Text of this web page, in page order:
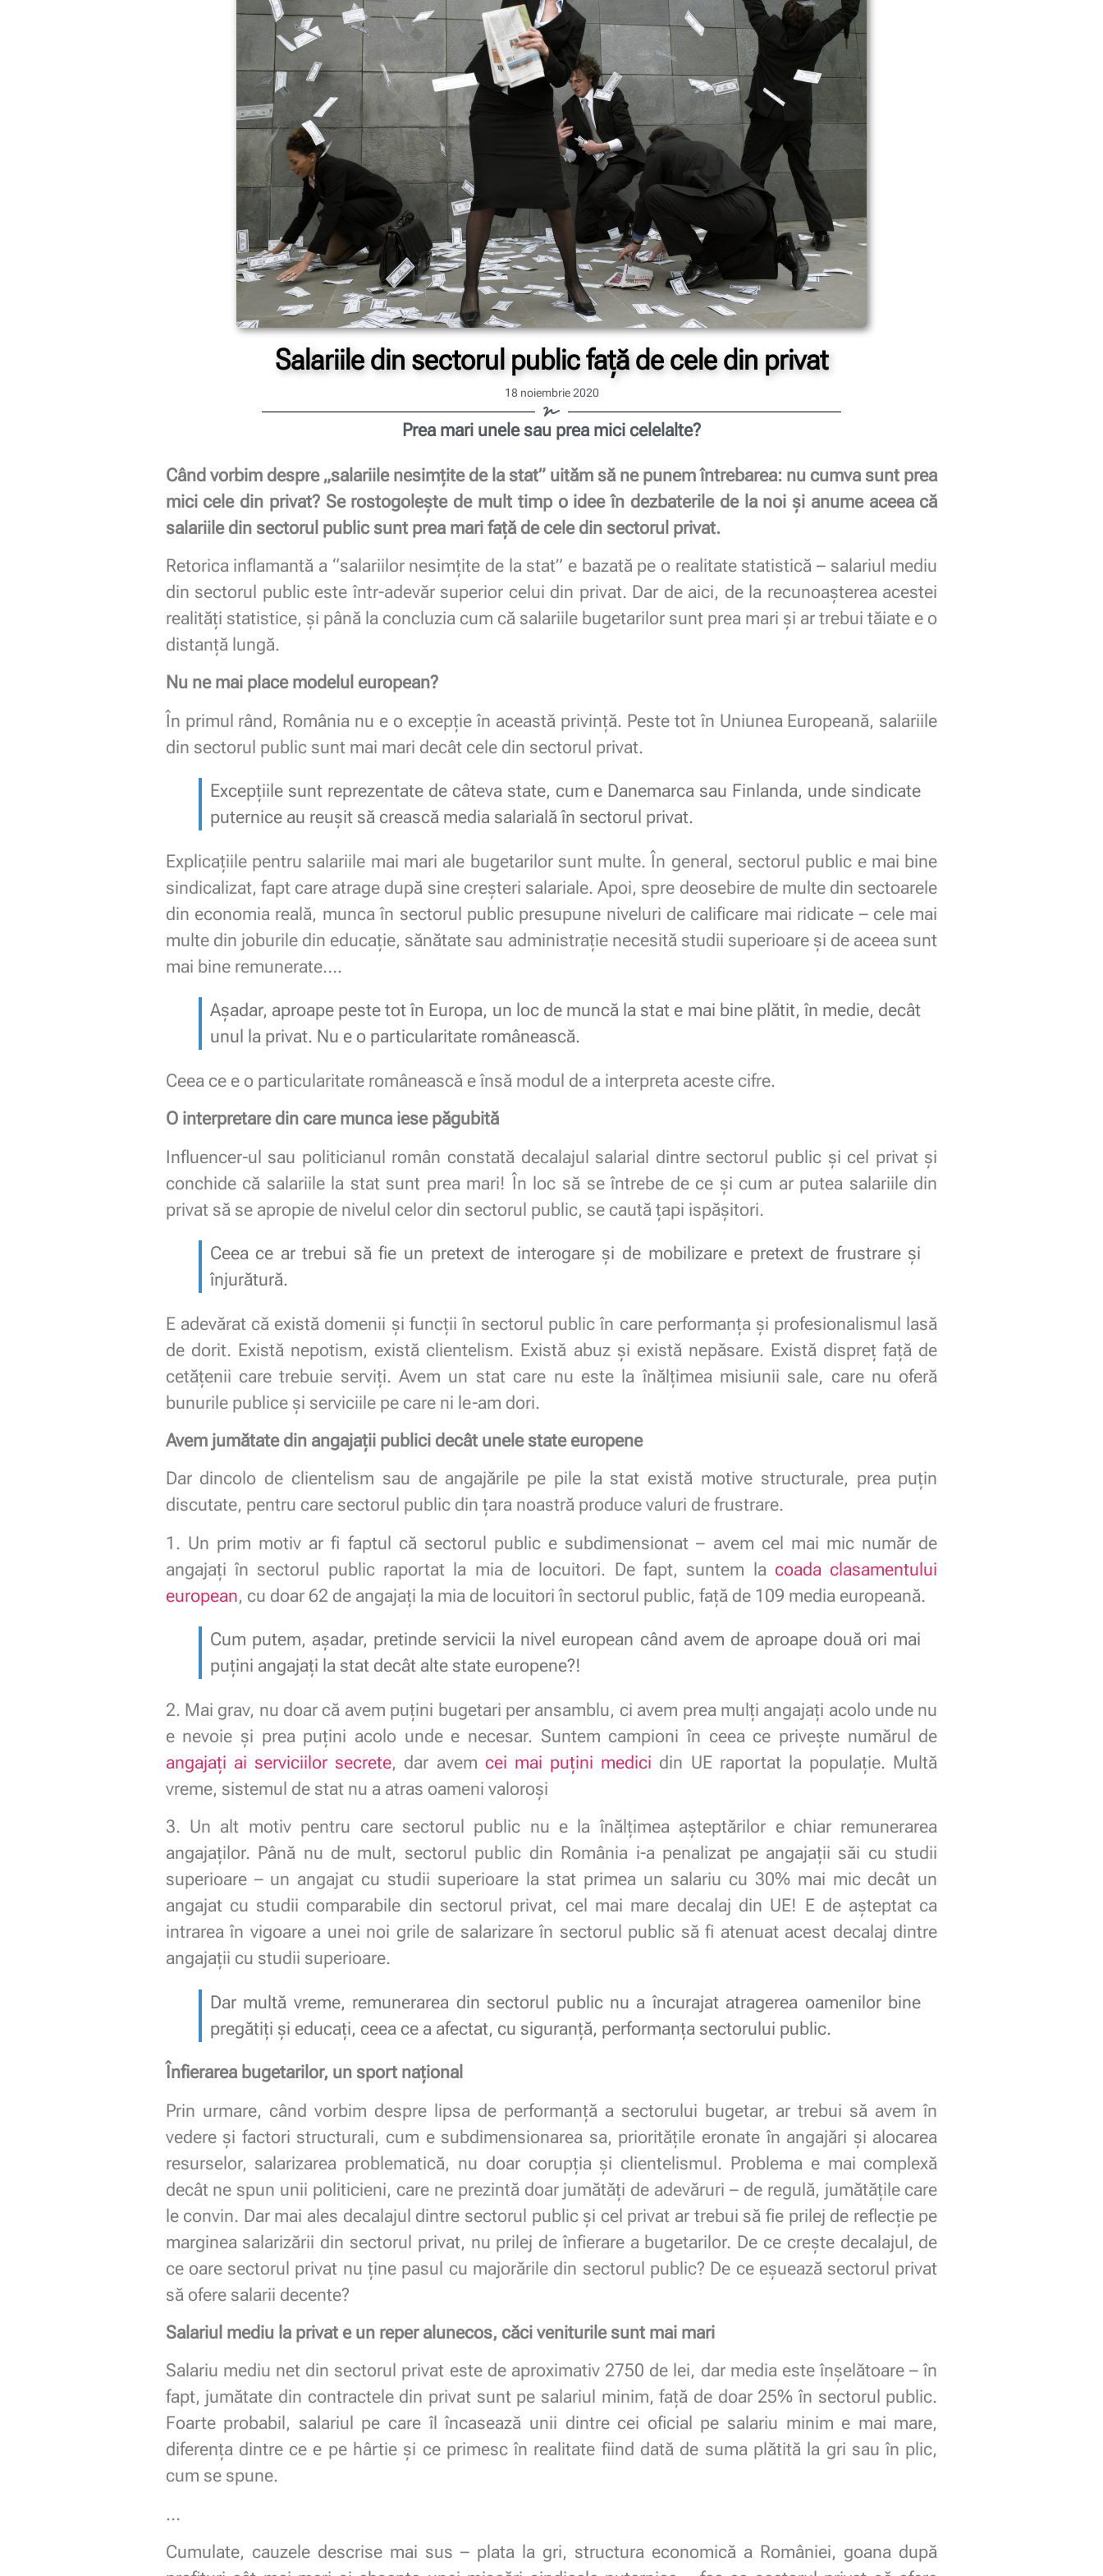
Salariile din sectorul public față de cele din privat
18 noiembrie 2020
Prea mari unele sau prea mici celelalte?
Când vorbim despre „salariile nesimțite de la stat” uităm să ne punem întrebarea: nu cumva sunt prea
mici cele din privat? Se rostogolește de mult timp o idee în dezbaterile de la noi și anume aceea că
salariile din sectorul public sunt prea mari față de cele din sectorul privat.
Retorica inflamantă a “salariilor nesimțite de la stat” e bazată pe o realitate statistică – salariul mediu
din sectorul public este într-adevăr superior celui din privat. Dar de aici, de la recunoașterea acestei
realități statistice, și până la concluzia cum că salariile bugetarilor sunt prea mari și ar trebui tăiate e o
distanță lungă.
Nu ne mai place modelul european?
În primul rând, România nu e o excepție în această privință. Peste tot în Uniunea Europeană, salariile
din sectorul public sunt mai mari decât cele din sectorul privat.
Excepțiile sunt reprezentate de câteva state, cum e Danemarca sau Finlanda, unde sindicate
puternice au reușit să crească media salarială în sectorul privat.
Explicațiile pentru salariile mai mari ale bugetarilor sunt multe. În general, sectorul public e mai bine
sindicalizat, fapt care atrage după sine creșteri salariale. Apoi, spre deosebire de multe din sectoarele
din economia reală, munca în sectorul public presupune niveluri de calificare mai ridicate – cele mai
multe din joburile din educație, sănătate sau administrație necesită studii superioare și de aceea sunt
mai bine remunerate….
Așadar, aproape peste tot în Europa, un loc de muncă la stat e mai bine plătit, în medie, decât
unul la privat. Nu e o particularitate românească.
Ceea ce e o particularitate românească e însă modul de a interpreta aceste cifre.
O interpretare din care munca iese păgubită
Influencer-ul sau politicianul român constată decalajul salarial dintre sectorul public și cel privat și
conchide că salariile la stat sunt prea mari! În loc să se întrebe de ce și cum ar putea salariile din
privat să se apropie de nivelul celor din sectorul public, se caută țapi ispășitori.
Ceea ce ar trebui să fie un pretext de interogare și de mobilizare e pretext de frustrare și
înjurătură.
E adevărat că există domenii și funcții în sectorul public în care performanța și profesionalismul lasă
de dorit. Există nepotism, există clientelism. Există abuz și există nepăsare. Există dispreț față de
cetățenii care trebuie serviți. Avem un stat care nu este la înălțimea misiunii sale, care nu oferă
bunurile publice și serviciile pe care ni le-am dori.
Avem jumătate din angajații publici decât unele state europene
Dar dincolo de clientelism sau de angajările pe pile la stat există motive structurale, prea puțin
discutate, pentru care sectorul public din țara noastră produce valuri de frustrare.
1. Un prim motiv ar fi faptul că sectorul public e subdimensionat – avem cel mai mic număr de
angajați în sectorul public raportat la mia de locuitori. De fapt, suntem lacoada clasamentului
european, cu doar 62 de angajați la mia de locuitori în sectorul public, față de 109 media europeană.
Cum putem, așadar, pretinde servicii la nivel european când avem de aproape două ori mai
puțini angajați la stat decât alte state europene?!
2. Mai grav, nu doar că avem puțini bugetari per ansamblu, ci avem prea mulți angajați acolo unde nu
e nevoie și prea puțini acolo unde e necesar. Suntem campioni în ceea ce privește numărul de
angajați ai serviciilor secrete, dar avem cei mai puțini medici din UE raportat la populație. Multă
vreme, sistemul de stat nu a atras oameni valoroși
3. Un alt motiv pentru care sectorul public nu e la înălțimea așteptărilor e chiar remunerarea
angajaților. Până nu de mult, sectorul public din România i-a penalizat pe angajații săi cu studii
superioare – un angajat cu studii superioare la stat primea un salariu cu 30% mai mic decât un
angajat cu studii comparabile din sectorul privat, cel mai mare decalaj din UE! E de așteptat ca
intrarea în vigoare a unei noi grile de salarizare în sectorul public să fi atenuat acest decalaj dintre
angajații cu studii superioare.
Dar multă vreme, remunerarea din sectorul public nu a încurajat atragerea oamenilor bine
pregătiți și educați, ceea ce a afectat, cu siguranță, performanța sectorului public.
Înfierarea bugetarilor, un sport național
Prin urmare, când vorbim despre lipsa de performanță a sectorului bugetar, ar trebui să avem în
vedere și factori structurali, cum e subdimensionarea sa, prioritățile eronate în angajări și alocarea
resurselor, salarizarea problematică, nu doar corupția și clientelismul. Problema e mai complexă
decât ne spun unii politicieni, care ne prezintă doar jumătăți de adevăruri – de regulă, jumătățile care
le convin. Dar mai ales decalajul dintre sectorul public și cel privat ar trebui să fie prilej de reflecție pe
marginea salarizării din sectorul privat, nu prilej de înfierare a bugetarilor. De ce crește decalajul, de
ce oare sectorul privat nu ține pasul cu majorările din sectorul public? De ce eșuează sectorul privat
să ofere salarii decente?
Salariul mediu la privat e un reper alunecos, căci veniturile sunt mai mari
Salariu mediu net din sectorul privat este de aproximativ 2750 de lei, dar media este înșelătoare – în
fapt, jumătate din contractele din privat sunt pe salariul minim, față de doar 25% în sectorul public.
Foarte probabil, salariul pe care îl încasează unii dintre cei oficial pe salariu minim e mai mare,
diferența dintre ce e pe hârtie și ce primesc în realitate fiind dată de suma plătită la gri sau în plic,
cum se spune.
…
Cumulate, cauzele descrise mai sus – plata la gri, structura economică a României, goana după